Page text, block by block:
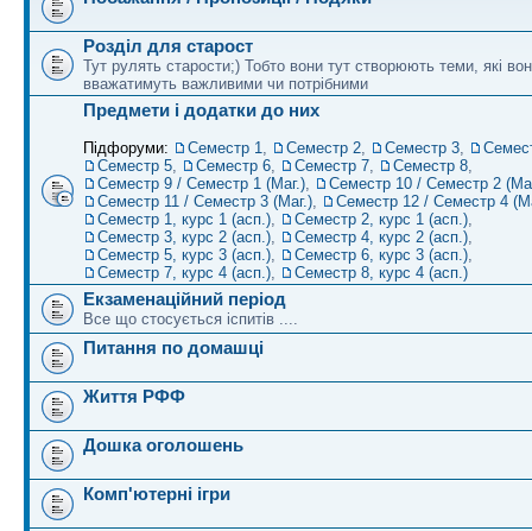
Розділ для старост
Тут рулять старости;) Тобто вони тут створюють теми, які
вважатимуть важливими чи потрібними
Предмети і додатки до них
Підфоруми: Семестр 1, Семестр 2, Семестр 3,
Семестр 5, Семестр 6, Семестр 7, Семестр 8,
Семестр 9 / Семестр 1 (Маг.),
Семестр 10 / Семестр 2
Семестр 11 / Семестр 3 (Маг.),
Семестр 12 / Семестр 4
Семестр 1, курс 1 (асп.), Семестр 2, курс 1 (асп.),
Семестр 3, курс 2 (асп.), Семестр 4, курс 2 (асп.),
Семестр 5, курс 3 (асп.), Семестр 6, курс 3 (асп.),
Семестр 7, курс 4 (асп.), Семестр 8, курс 4 (асп.)
Екзаменаційний період
Все що стосується іспитів ....
Питання по домашці
Життя РФФ
Дошка оголошень
Комп'ютерні ігри